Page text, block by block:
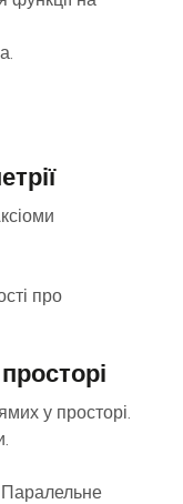
про
у просторі.
Паралельне